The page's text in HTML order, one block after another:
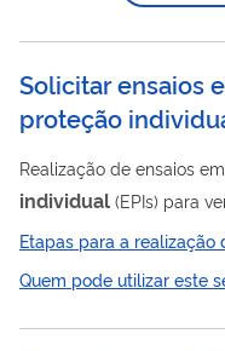
irregularidades...
Solicitar ensaios
proteção
Realização de ensaios
individual (EPIs) para
especificados em
relatório contendo a
ensaios. Atualmente, a Fundacentro realiza ensaios em
Etapas para a realização
Quem pode utilizar este